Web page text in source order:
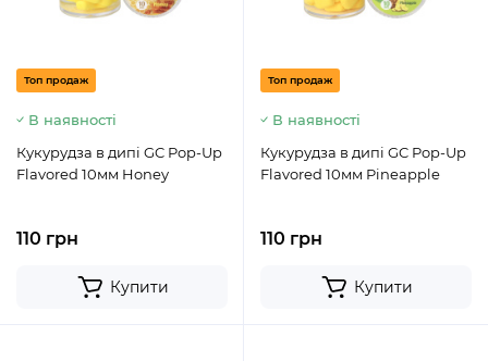
Топ продаж
В наявності
Кукурудза в дипі GC Pop-Up
Flavored 10мм Honey
110 грн
Купити
Топ продаж
В наявності
Кукурудза в дипі GC Pop-Up
Flavored 10мм Pineapple
110 грн
Купити